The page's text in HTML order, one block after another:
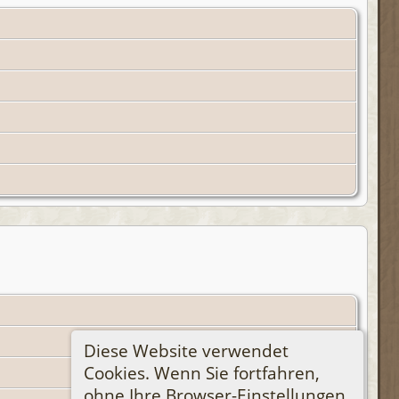
Diese Website verwendet
Cookies. Wenn Sie fortfahren,